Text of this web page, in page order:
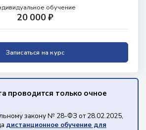
обучение
20 000 ₽
Записаться на курс
проводится только очное
закону № 28-ФЗ от 28.02.2025,
дистанционное обучение для